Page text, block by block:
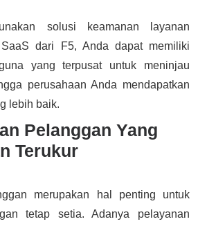
solusi keamanan layanan
dari F5, Anda dapat memiliki
yang terpusat untuk meninjau
perusahaan Anda mendapatkan
lebih baik.
Pelanggan Yang
Terukur
merupakan hal penting untuk
tetap setia. Adanya pelayanan